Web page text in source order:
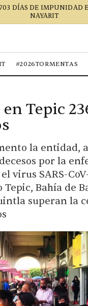
DÍAS DE IMPUNIDAD
NAYARIT
#2026TORMENTAS
Tepic
la entidad,
por la
virus SARS-
Tepic, Bahía de
superan la